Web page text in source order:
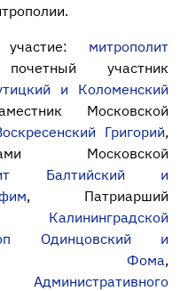
митрополит
участник
и Коломенский
Московской
Григорий,
Московской
Балтийский и
, Патриарший
Калининградской
Одинцовский и
Фома,
Административного